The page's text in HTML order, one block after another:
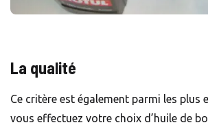
La qualité
Ce critère est également parmi les plus
vous effectuez votre choix d’huile de